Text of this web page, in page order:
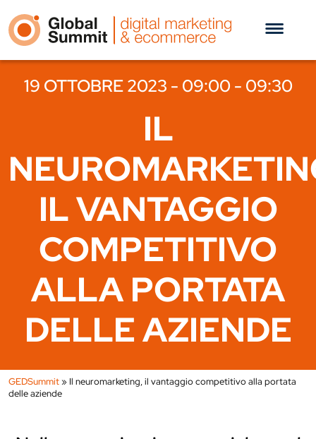
19 OTTOBRE 2023 - 09:00 - 09:30
IL
IL VANTAGGIO
COMPETITIVO
ALLA PORTATA
DELLE AZIENDE
GEDSummit» Il neuromarketing, il vantaggio competitivo alla portata
delle aziende